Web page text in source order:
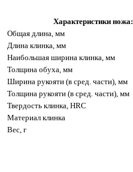
Характеристики ножа:
Общая длина, мм
Длина клинка, мм
Наибольшая ширина клинка, мм
Толщина обуха, мм
Ширина рукояти (в сред. части), мм
Толщина рукояти (в сред. части), мм
Твердость клинка, HRC
Материал клинка
Вес, г